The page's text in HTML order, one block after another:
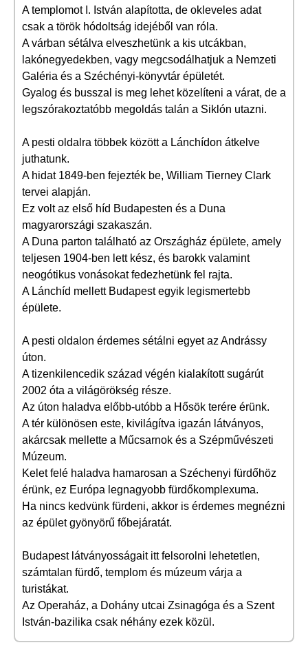
A templomot I. István alapította, de okleveles adat
csak a török hódoltság idejéből van róla.
A várban sétálva elveszhetünk a kis utcákban,
lakónegyedekben, vagy megcsodálhatjuk a Nemzeti
Galéria és a Széchényi-könyvtár épületét.
Gyalog és busszal is meg lehet közelíteni a várat, de a
legszórakoztatóbb megoldás talán a Siklón utazni.
A pesti oldalra többek között a Lánchídon átkelve
juthatunk.
A hidat 1849-ben fejezték be, William Tierney Clark
tervei alapján.
Ez volt az első híd Budapesten és a Duna
magyarországi szakaszán.
A Duna parton található az Országház épülete, amely
teljesen 1904-ben lett kész, és barokk valamint
neogótikus vonásokat fedezhetünk fel rajta.
A Lánchíd mellett Budapest egyik legismertebb
épülete.
A pesti oldalon érdemes sétálni egyet az Andrássy
úton.
A tizenkilencedik század végén kialakított sugárút
2002 óta a világörökség része.
Az úton haladva előbb-utóbb a Hősök terére érünk.
A tér különösen este, kivilágítva igazán látványos,
akárcsak mellette a Műcsarnok és a Szépművészeti
Múzeum.
Kelet felé haladva hamarosan a Széchenyi fürdőhöz
érünk, ez Európa legnagyobb fürdőkomplexuma.
Ha nincs kedvünk fürdeni, akkor is érdemes megnézni
az épület gyönyörű főbejáratát.
Budapest látványosságait itt felsorolni lehetetlen,
számtalan fürdő, templom és múzeum várja a
turistákat.
Az Operaház, a Dohány utcai Zsinagóga és a Szent
István-bazilika csak néhány ezek közül.